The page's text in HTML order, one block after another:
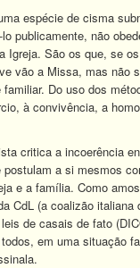
espécie de cisma
publicamente, não
Igreja. São os que, se
vão a Missa, mas não
Do uso dos
à convivência, a
critica a incoerência
a si mesmos
e a família. Como
CdL (a coalizão italiana
de casais de fato
em uma situação